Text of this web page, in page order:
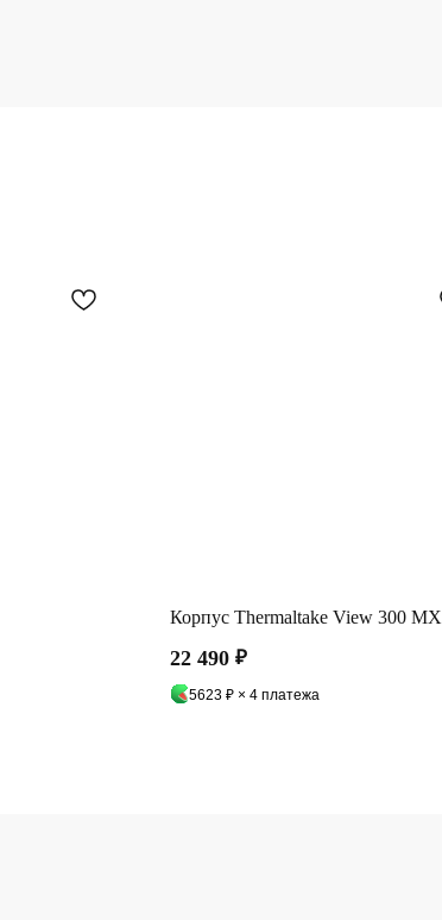
Корпус Thermaltake View 300 MX
22 490 ₽
5623 ₽ × 4 платежа